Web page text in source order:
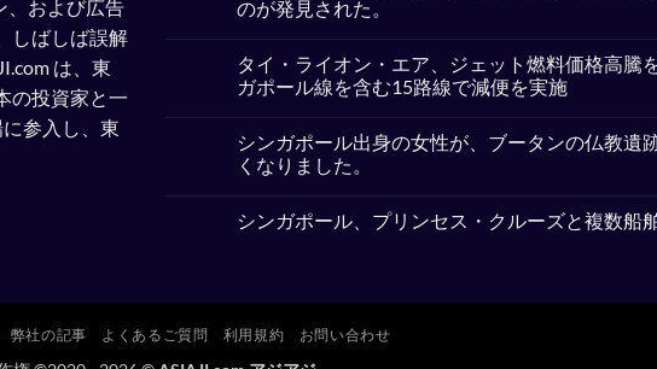
、および広告
しばしば誤解
は、東
の投資家と一
参入し、東
のが発見された。
on
シ
ン
ー
ル
人
が
の
バ
タイ・ライオン・エア、ジェット燃料価格高騰
ガポール線を含む15路線で減便を実施
on
タ
イ・
オ
ト
燃
シンガポール出身の女性が、ブータンの仏教遺
くなりました。
on
出
身
シンガポール、プリンセス・クルーズと複数船
ン
ポ
弊社の記事 よくあるご質問 利用規約 お問い合わせ